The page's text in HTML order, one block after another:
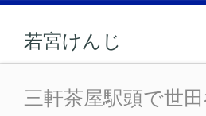
若宮けんじ
三軒茶屋駅頭
三軒茶屋駅頭で世